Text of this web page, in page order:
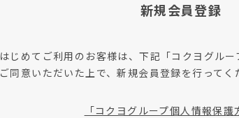
新規会員登録
はじめてご利用のお客様は、下記「コクヨグル
ご同意いただいた上で、新規会員登録を行ってく
「コクヨグループ個人情報保護